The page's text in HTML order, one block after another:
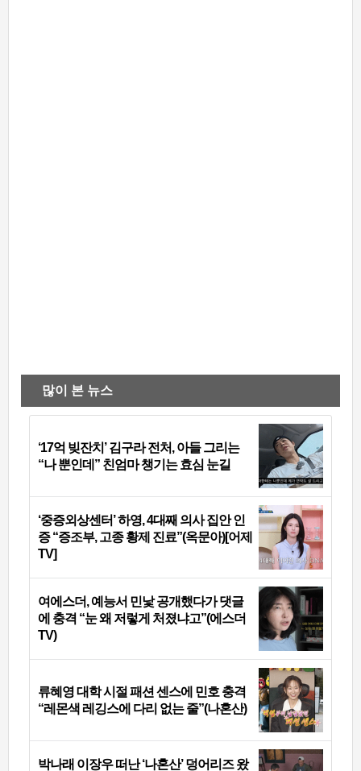
많이 본 뉴스
‘17억 빚잔치’ 김구라 전처, 아들 그리는
“나 뿐인데” 친엄마 챙기는 효심 눈길
‘중증외상센터’ 하영, 4대째 의사 집안 인
증 “증조부, 고종 황제 진료”(옥문아)[어제
TV]
여에스더, 예능서 민낯 공개했다가 댓글
에 충격 “눈 왜 저렇게 처졌냐고”(에스더
TV)
류혜영 대학 시절 패션 센스에 민호 충격
“레몬색 레깅스에 다리 없는 줄”(나혼산)
박나래 이장우 떠난 ‘나혼산’ 덩어리즈 왔